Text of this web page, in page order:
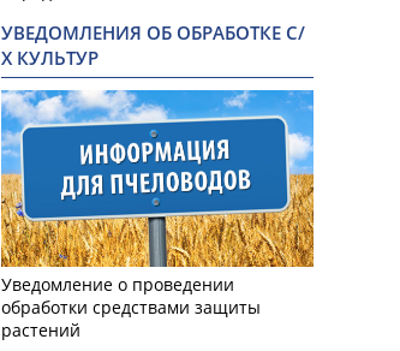
УВЕДОМЛЕНИЯ ОБ ОБРАБОТКЕ С/
Х КУЛЬТУР
Уведомление о проведении
обработки средствами защиты
растений